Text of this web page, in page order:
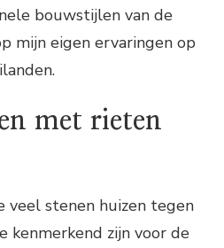
bouwstijlen van de
mijn eigen ervaringen op
met rieten
veel stenen huizen tegen
kenmerkend zijn voor de